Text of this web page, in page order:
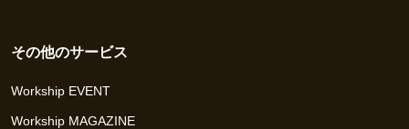
その他のサービス
Workship EVENT
Workship MAGAZINE